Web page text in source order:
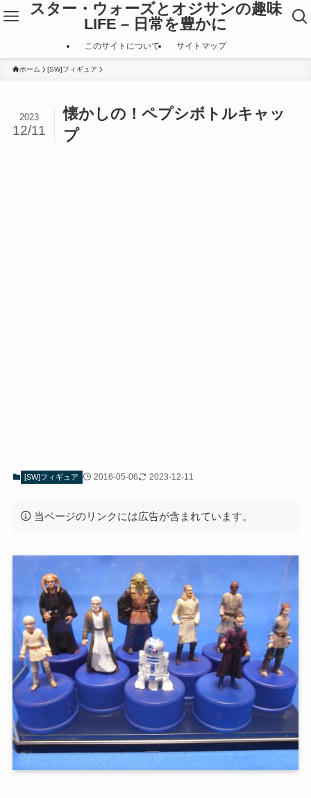
スター・ウォーズとオジサンの趣味
LIFE – 日常を豊かに
このサイトについて サイトマップ
ホーム [SW]フィギュア
懐かしの！ペプシボトルキャッ
プ
2023
12/11
[SW]フィギュア 2016-05-06 2023-12-11
当ページのリンクには広告が含まれています。